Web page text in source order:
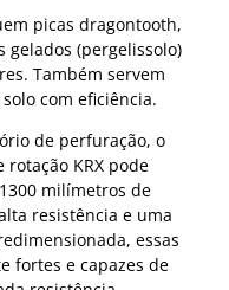
picas dragontooth,
gelados (pergelissolo)
Também servem
com eficiência.
de perfuração, o
KRX pode
milímetros de
resistência e uma
essas
fortes e capazes de